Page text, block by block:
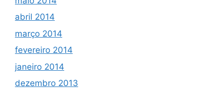
abril 2014
março 2014
fevereiro 2014
janeiro 2014
dezembro 2013